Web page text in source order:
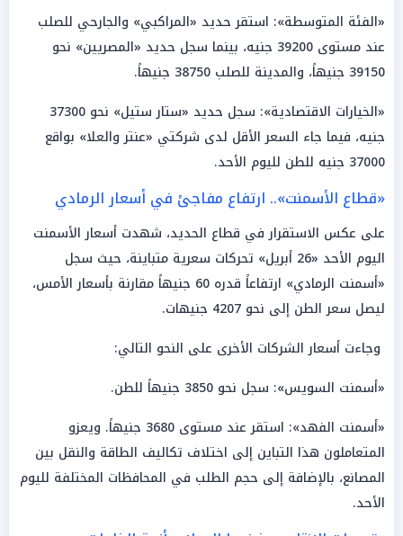
«الفئة المتوسطة»: استقر حديد «المراكبي» والجارحي للصلب
عند مستوى 39200 جنيه، بينما سجل حديد «المصريين» نحو
39150 جنيهاً، والمدينة للصلب 38750 جنيهاً.
«الخيارات الاقتصادية»: سجل حديد «ستار ستيل» نحو 37300
جنيه، فيما جاء السعر الأقل لدى شركتي «عنتر والعلا» بواقع
37000 جنيه للطن لليوم الأحد.
«قطاع الأسمنت».. ارتفاع مفاجئ في أسعار الرمادي
على عكس الاستقرار في قطاع الحديد، شهدت أسعار الأسمنت
اليوم الأحد «26 أبريل» تحركات سعرية متباينة، حيث سجل
«أسمنت الرمادي» ارتفاعاً قدره 60 جنيهاً مقارنة بأسعار الأمس،
ليصل سعر الطن إلى نحو 4207 جنيهات.
وجاءت أسعار الشركات الأخرى على النحو التالي:
«أسمنت السويس»: سجل نحو 3850 جنيهاً للطن.
«أسمنت الفهد»: استقر عند مستوى 3680 جنيهاً. ويعزو
المتعاملون هذا التباين إلى اختلاف تكاليف الطاقة والنقل بين
المصانع، بالإضافة إلى حجم الطلب في المحافظات المختلفة لليوم
الأحد.